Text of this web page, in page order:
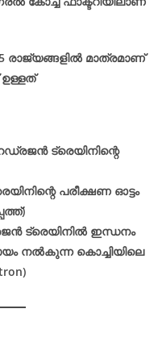
മാത്രമാണ്
ട്രെയിനിന്റെ
പരീക്ഷണ ഓട്ടം
ട്രെയിനിൽ ഇന്ധനം
നൽകുന്ന കൊച്ചിയിലെ